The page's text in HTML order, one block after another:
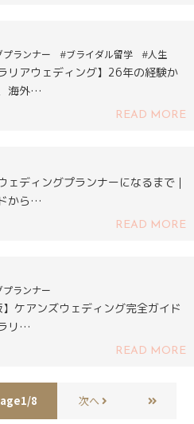
プランナー #ブライダル留学 #人生
リアウェディング】26年の経験か
海外…
READ MORE
ェディングプランナーになるまで｜
から…
READ MORE
プランナー
】ケアンズウェディング完全ガイド
リ…
READ MORE
8 次へ